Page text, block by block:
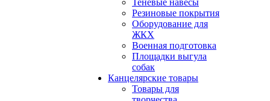
Теневые навесы
Резиновые покрытия
Оборудование для
ЖКХ
Военная подготовка
Площадки выгула
собак
Канцелярские товары
Товары для